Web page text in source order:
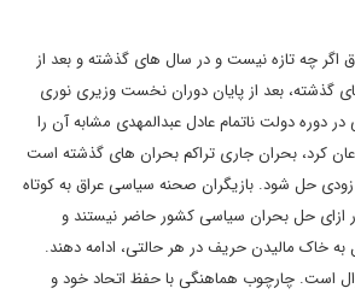
اگر چه تازه نیست و در سال های گذشته و بعد از
گذشته، بعد از پایان دوران نخست وزیری نوری
دوره دولت ناتمام عادل عبدالمهدی مشابه آن را
کرد، بحران جاری تراکم بحران های گذشته است
زودی حل شود. بازیگران صحنه سیاسی عراق به کوتاه
ازای حل بحران سیاسی کشور حاضر نیستند و
به خاک مالیدن حریف در هر حالتی، ادامه دهند.
است. چارچوب هماهنگی با حفظ اتحاد خود و